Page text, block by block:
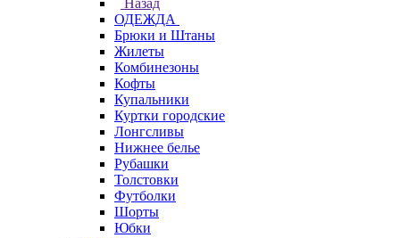
Назад
ОДЕЖДА
Брюки и Штаны
Жилеты
Комбинезоны
Кофты
Купальники
Куртки городские
Лонгсливы
Нижнее белье
Рубашки
Толстовки
Футболки
Шорты
Юбки